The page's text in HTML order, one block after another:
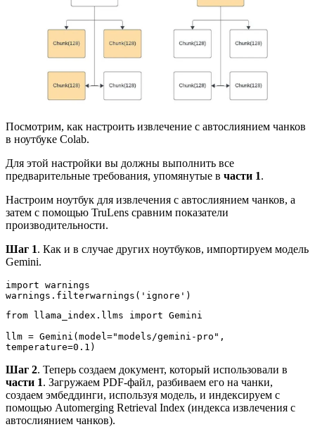
Посмотрим, как настроить извлечение с автослиянием чанков
в ноутбуке Colab.
Для этой настройки вы должны выполнить все
предварительные требования, упомянутые в части 1.
Настроим ноутбук для извлечения с автослиянием чанков, а
затем с помощью TruLens сравним показатели
производительности.
Шаг 1. Как и в случае других ноутбуков, импортируем модель
Gemini.
import warnings
warnings.filterwarnings('ignore')
from llama_index.llms import Gemini
llm = Gemini(model="models/gemini-pro",
temperature=0.1)
Шаг 2. Теперь создаем документ, который использовали в
части 1. Загружаем PDF-файл, разбиваем его на чанки,
создаем эмбеддинги, используя модель, и индексируем с
помощью Automerging Retrieval Index (индекса извлечения с
автослиянием чанков).